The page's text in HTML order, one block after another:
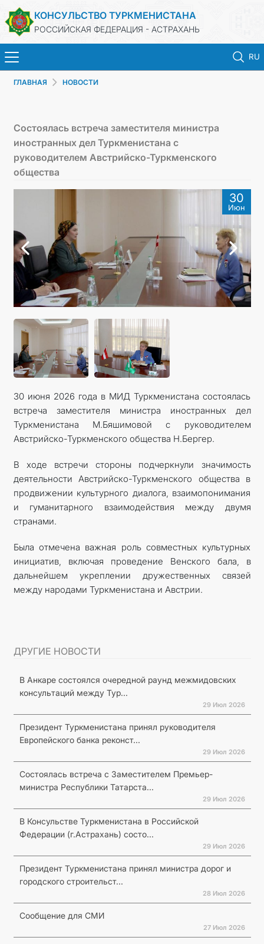
КОНСУЛЬСТВО ТУРКМЕНИСТАНА
РОССИЙСКАЯ ФЕДЕРАЦИЯ - АСТРАХАНЬ
RU
ТУРКМЕНИСТАН
ДОКУМЕНТЫ
МИД
КОНТАКТНЫЕ ДАННЫЕ
ГЛАВНАЯ НОВОСТИ
Состоялась встреча заместителя министра
иностранных дел Туркменистана с
руководителем Австрийско-Туркменского
общества
30
Июн
30 июня 2026 года в МИД Туркменистана состоялась
встреча заместителя министра иностранных дел
Туркменистана М.Бяшимовой с руководителем
Австрийско-Туркменского общества Н.Бергер.
В ходе встречи стороны подчеркнули значимость
деятельности Австрийско-Туркменского общества в
продвижении культурного диалога, взаимопонимания
и гуманитарного взаимодействия между двумя
странами.
Была отмечена важная роль совместных культурных
инициатив, включая проведение Венского бала, в
дальнейшем укреплении дружественных связей
между народами Туркменистана и Австрии.
ДРУГИЕ НОВОСТИ
В Анкаре состоялся очередной раунд межмидовских
консультаций между Тур...
29 Июл 2026
Президент Туркменистана принял руководителя
Европейского банка реконст...
29 Июл 2026
Состоялась встреча с Заместителем Премьер-
министра Республики Татарста...
29 Июл 2026
В Консульстве Туркменистана в Российской
Федерации (г.Астрахань) состо...
29 Июл 2026
Президент Туркменистана принял министра дорог и
городского строительст...
28 Июл 2026
Сообщение для СМИ
27 Июл 2026